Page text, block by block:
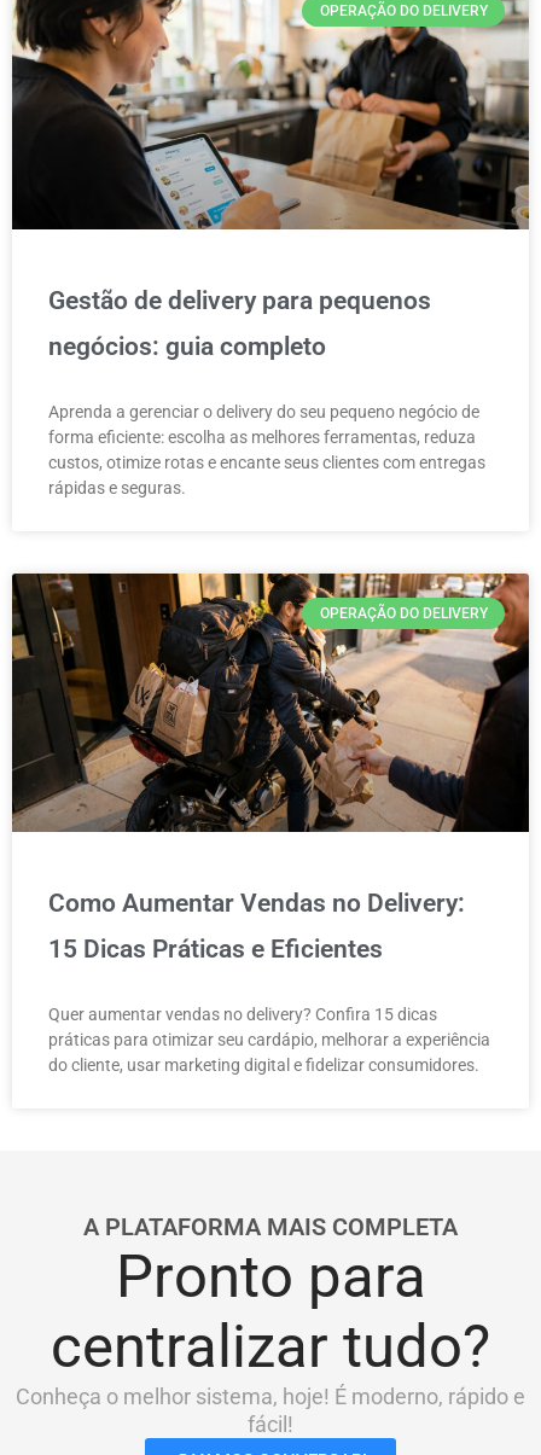
OPERAÇÃO DO DELIVERY
Gestão de delivery para pequenos
negócios: guia completo
Aprenda a gerenciar o delivery do seu pequeno negócio de
forma eficiente: escolha as melhores ferramentas, reduza
custos, otimize rotas e encante seus clientes com entregas
rápidas e seguras.
OPERAÇÃO DO DELIVERY
Como Aumentar Vendas no Delivery:
15 Dicas Práticas e Eficientes
Quer aumentar vendas no delivery? Confira 15 dicas
práticas para otimizar seu cardápio, melhorar a experiência
do cliente, usar marketing digital e fidelizar consumidores.
A PLATAFORMA MAIS COMPLETA
Pronto para
centralizar tudo?
Conheça o melhor sistema, hoje! É moderno, rápido e
fácil!